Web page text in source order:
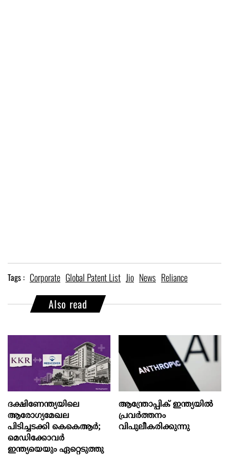
Tags : Corporate Global Patent List Jio News Reliance
Also read
ദക്ഷിണേന്ത്യയിലെ
ആരോഗ്യമേഖല
പിടിച്ചടക്കി കെകെആർ;
മെഡിക്കോവർ
ഇന്ത്യയെയും ഏറ്റെടുത്തു
ആന്ത്രോപ്പിക് ഇന്ത്യയില്‍
പ്രവര്‍ത്തനം
വിപുലീകരിക്കുന്നു